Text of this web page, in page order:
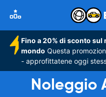
Fino a 20% di sconto
mondo Questa
- approfittatene oggi
Noleggio